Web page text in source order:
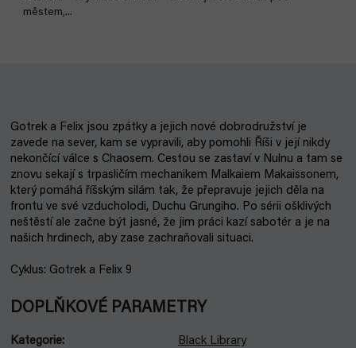
městem,...
Gotrek a Felix jsou zpátky a jejich nové dobrodružství je
zavede na sever, kam se vypravili, aby pomohli Říši v její nikdy
nekončící válce s Chaosem. Cestou se zastaví v Nulnu a tam se
znovu sekají s trpasličím mechanikem Malkaiem Makaissonem,
který pomáhá říšským silám tak, že přepravuje jejich děla na
frontu ve své vzducholodi, Duchu Grungiho. Po sérii ošklivých
neštěstí ale začne být jasné, že jim práci kazí sabotér a je na
našich hrdinech, aby zase zachraňovali situaci.
Cyklus: Gotrek a Felix 9
DOPLŇKOVÉ PARAMETRY
Kategorie: Black Library